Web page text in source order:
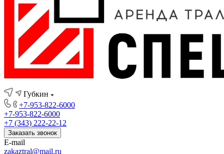
Губкин
+7-953-822-6000
+7-953-822-6000
+7 (343) 222-22-12
Заказать звонок
E-mail
zakaztral@mail.ru